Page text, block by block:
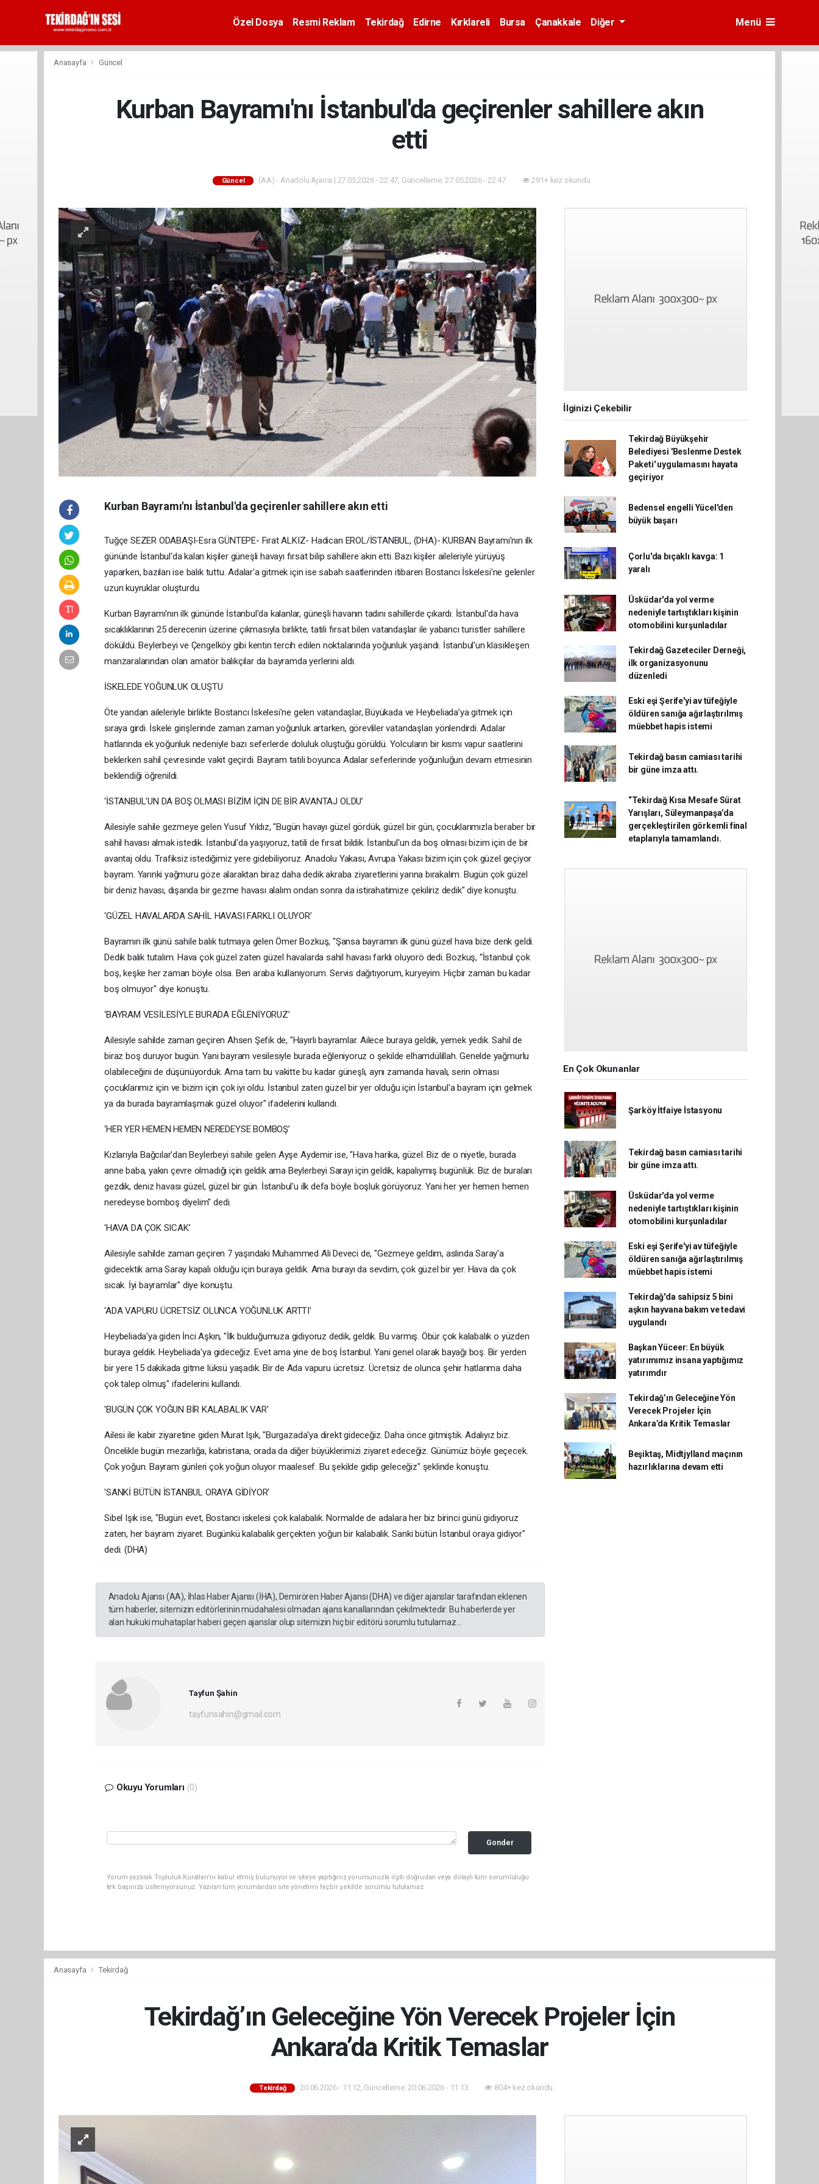
Özel Dosya Resmi Reklam Tekirdağ Edirne Kırklareli Bursa Çanakkale Diğer Menü
Anasayfa Güncel
Kurban Bayramı'nı İstanbul'da geçirenler sahillere akın
etti
Güncel (AA) - Anadolu Ajansı | 27.05.2026 - 22:47, Güncelleme: 27.05.2026 - 22:47 291+ kez okundu.
Kurban Bayramı'nı İstanbul'da geçirenler sahillere akın etti
Tuğçe SEZER ODABAŞI-Esra GÜNTEPE- Fırat ALKIZ- Hadican EROL/İSTANBUL, (DHA)- KURBAN Bayramı'nın ilk
gününde İstanbul'da kalan kişiler güneşli havayı fırsat bilip sahillere akın etti. Bazı kişiler aileleriyle yürüyüş
yaparken, bazıları ise balık tuttu. Adalar'a gitmek için ise sabah saatlerinden itibaren Bostancı İskelesi'ne gelenler
uzun kuyruklar oluşturdu.
Kurban Bayramı'nın ilk gününde İstanbul'da kalanlar, güneşli havanın tadını sahillerde çıkardı. İstanbul'da hava
sıcaklıklarının 25 derecenin üzerine çıkmasıyla birlikte, tatili fırsat bilen vatandaşlar ile yabancı turistler sahillere
döküldü. Beylerbeyi ve Çengelköy gibi kentin tercih edilen noktalarında yoğunluk yaşandı. İstanbul'un klasikleşen
manzaralarından olan amatör balıkçılar da bayramda yerlerini aldı.
İSKELEDE YOĞUNLUK OLUŞTU
Öte yandan aileleriyle birlikte Bostancı İskelesi'ne gelen vatandaşlar, Büyükada ve Heybeliada’ya gitmek için
sıraya girdi. İskele girişlerinde zaman zaman yoğunluk artarken, görevliler vatandaşları yönlendirdi. Adalar
hatlarında ek yoğunluk nedeniyle bazı seferlerde doluluk oluştuğu görüldü. Yolcuların bir kısmı vapur saatlerini
beklerken sahil çevresinde vakit geçirdi. Bayram tatili boyunca Adalar seferlerinde yoğunluğun devam etmesinin
beklendiği öğrenildi.
‘İSTANBUL'UN DA BOŞ OLMASI BİZİM İÇİN DE BİR AVANTAJ OLDU’
Ailesiyle sahile gezmeye gelen Yusuf Yıldız, "Bugün havayı güzel gördük, güzel bir gün, çocuklarımızla beraber bir
sahil havası almak istedik. İstanbul'da yaşıyoruz, tatili de fırsat bildik. İstanbul'un da boş olması bizim için de bir
avantaj oldu. Trafiksiz istediğimiz yere gidebiliyoruz. Anadolu Yakası, Avrupa Yakası bizim için çok güzel geçiyor
bayram. Yarınki yağmuru göze alaraktan biraz daha dedik akraba ziyaretlerini yarına bırakalım. Bugün çok güzel
bir deniz havası, dışarıda bir gezme havası alalım ondan sonra da istirahatimize çekiliriz dedik" diye konuştu.
‘GÜZEL HAVALARDA SAHİL HAVASI FARKLI OLUYOR’
Bayramın ilk günü sahile balık tutmaya gelen Ömer Bozkuş, "Şansa bayramın ilk günü güzel hava bize denk geldi.
Dedik balık tutalım. Hava çok güzel zaten güzel havalarda sahil havası farklı oluyorö dedi. Bozkuş, “İstanbul çok
boş, keşke her zaman böyle olsa. Ben araba kullanıyorum. Servis dağıtıyorum, kuryeyim. Hiçbir zaman bu kadar
boş olmuyor" diye konuştu.
‘BAYRAM VESİLESİYLE BURADA EĞLENİYORUZ’
Ailesiyle sahilde zaman geçiren Ahsen Şefik de, "Hayırlı bayramlar. Ailece buraya geldik, yemek yedik. Sahil de
biraz boş duruyor bugün. Yani bayram vesilesiyle burada eğleniyoruz o şekilde elhamdülillah. Genelde yağmurlu
olabileceğini de düşünüyorduk. Ama tam bu vakitte bu kadar güneşli, aynı zamanda havalı, serin olması
çocuklarımız için ve bizim için çok iyi oldu. İstanbul zaten güzel bir yer olduğu için İstanbul'a bayram için gelmek
ya da burada bayramlaşmak güzel oluyor" ifadelerini kullandı.
‘HER YER HEMEN HEMEN NEREDEYSE BOMBOŞ’
Kızlarıyla Bağcılar’dan Beylerbeyi sahile gelen Ayşe Aydemir ise, "Hava harika, güzel. Biz de o niyetle, burada
anne baba, yakın çevre olmadığı için geldik ama Beylerbeyi Sarayı için geldik, kapalıymış bugünlük. Biz de buraları
gezdik, deniz havası güzel, güzel bir gün. İstanbul'u ilk defa böyle boşluk görüyoruz. Yani her yer hemen hemen
neredeyse bomboş diyelim" dedi.
‘HAVA DA ÇOK SICAK’
Ailesiyle sahilde zaman geçiren 7 yaşındaki Muhammed Ali Deveci de, "Gezmeye geldim, aslında Saray'a
gidecektik ama Saray kapalı olduğu için buraya geldik. Ama burayı da sevdim, çok güzel bir yer. Hava da çok
sıcak. İyi bayramlar" diye konuştu.
'ADA VAPURU ÜCRETSİZ OLUNCA YOĞUNLUK ARTTI'
Heybeliada'ya giden İnci Aşkın, "İlk bulduğumuza gidiyoruz dedik, geldik. Bu varmış. Öbür çok kalabalık o yüzden
buraya geldik. Heybeliada'ya gideceğiz. Evet ama yine de boş İstanbul. Yani genel olarak bayağı boş. Bir yerden
bir yere 15 dakikada gitme lüksü yaşadık. Bir de Ada vapuru ücretsiz. Ücretsiz de olunca şehir hatlarıma daha
çok talep olmuş" ifadelerini kullandı.
'BUGÜN ÇOK YOĞUN BİR KALABALIK VAR'
Ailesi ile kabir ziyaretine giden Murat Işık, "Burgazada'ya direkt gideceğiz. Daha önce gitmiştik. Adalıyız biz.
Öncelikle bugün mezarlığa, kabristana, orada da diğer büyüklerimizi ziyaret edeceğiz. Günümüz böyle geçecek.
Çok yoğun. Bayram günleri çok yoğun oluyor maalesef. Bu şekilde gidip geleceğiz" şeklinde konuştu.
'SANKİ BÜTÜN İSTANBUL ORAYA GİDİYOR'
Sibel Işık ise, "Bugün evet, Bostancı iskelesi çok kalabalık. Normalde de adalara her biz birinci günü gidiyoruz
zaten, her bayram ziyaret. Bugünkü kalabalık gerçekten yoğun bir kalabalık. Sanki bütün İstanbul oraya gidiyor"
dedi. (DHA)
Anadolu Ajansı (AA), İhlas Haber Ajansı (İHA), Demirören Haber Ajansı (DHA) ve diğer ajanslar tarafından eklenen
tüm haberler, sitemizin editörlerinin müdahalesi olmadan ajans kanallarından çekilmektedir. Bu haberlerde yer
alan hukuki muhataplar haberi geçen ajanslar olup sitemizin hiç bir editörü sorumlu tutulamaz...
Tayfun Şahin
tayfunsahin@gmail.com
Okuyu Yorumları (0)
Gonder
Yorum yazarak Topluluk Kuralları’nı kabul etmiş bulunuyor ve siteye yaptığınız yorumunuzla ilgili doğrudan veya dolaylı tüm sorumluluğu
tek başınıza üstleniyorsunuz. Yazılan tüm yorumlardan site yönetimi hiçbir şekilde sorumlu tutulamaz.
İlginizi Çekebilir
Tekirdağ Büyükşehir
Belediyesi 'Beslenme Destek
Paketi' uygulamasını hayata
geçiriyor
Bedensel engelli Yücel'den
büyük başarı
Çorlu'da bıçaklı kavga: 1
yaralı
Üsküdar'da yol verme
nedeniyle tartıştıkları kişinin
otomobilini kurşunladılar
Tekirdağ Gazeteciler Derneği,
ilk organizasyonunu
düzenledi
Eski eşi Şerife'yi av tüfeğiyle
öldüren sanığa ağırlaştırılmış
müebbet hapis istemi
Tekirdağ basın camiası tarihi
bir güne imza attı.
“Tekirdağ Kısa Mesafe Sürat
Yarışları, Süleymanpaşa’da
gerçekleştirilen görkemli final
etaplarıyla tamamlandı.
En Çok Okunanlar
Şarköy İtfaiye İstasyonu
Tekirdağ basın camiası tarihi
bir güne imza attı.
Üsküdar'da yol verme
nedeniyle tartıştıkları kişinin
otomobilini kurşunladılar
Eski eşi Şerife'yi av tüfeğiyle
öldüren sanığa ağırlaştırılmış
müebbet hapis istemi
Tekirdağ'da sahipsiz 5 bini
aşkın hayvana bakım ve tedavi
uygulandı
Başkan Yüceer: En büyük
yatırımımız insana yaptığımız
yatırımdır
Tekirdağ’ın Geleceğine Yön
Verecek Projeler İçin
Ankara’da Kritik Temaslar
Beşiktaş, Midtjylland maçının
hazırlıklarına devam etti
Anasayfa Tekirdağ
Tekirdağ’ın Geleceğine Yön Verecek Projeler İçin
Ankara’da Kritik Temaslar
Tekirdağ 20.06.2026 - 11:12, Güncelleme: 20.06.2026 - 11:13 804+ kez okundu.